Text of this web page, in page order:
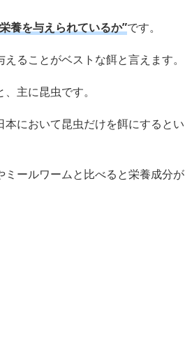
養を与えられているか”です。
ることがベストな餌と言えます。
主に昆虫です。
において昆虫だけを餌にするとい
ールワームと比べると栄養成分が